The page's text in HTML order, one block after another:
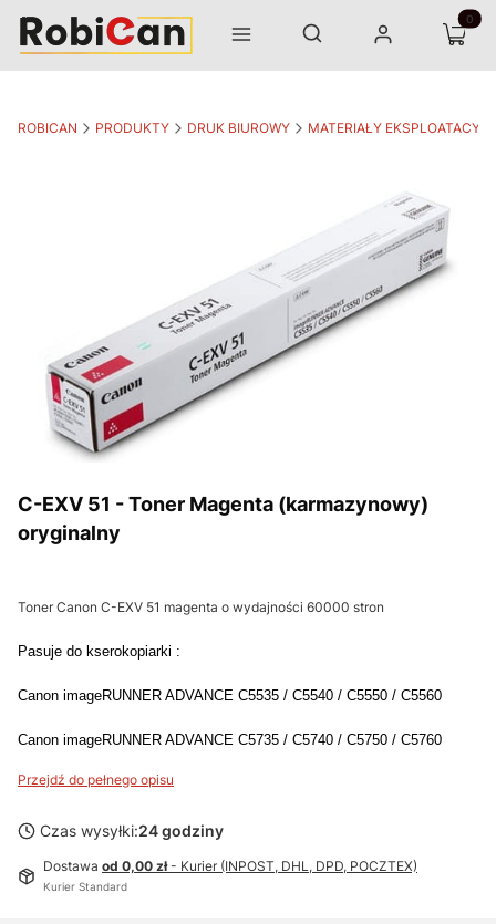
Menu Otwórz wyszukiwarkę
Szukaj Zaloguj się Koszyk
ROBICAN PRODUKTY DRUK BIUROWY MATERIAŁY
C-EXV 51 - Toner Magenta (karmazynowy)
oryginalny
Toner Canon C-EXV 51 magenta o wydajności 60000 stron
Pasuje do kserokopiarki :
Canon imageRUNNER ADVANCE C5535 / C5540 / C5550 / C5560
Canon imageRUNNER ADVANCE C5735 / C5740 / C5750 / C5760
Przejdź do pełnego opisu
Czas wysyłki:24 godziny
Dostawa od 0,00 zł- Kurier (INPOST, DHL, DPD, POCZTEX)
Kurier Standard